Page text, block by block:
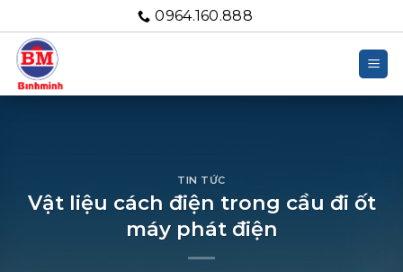
qua
nội
dung
0964.160.888
TIN TỨC
Vật liệu cách điện trong cầu đi ốt
máy phát điện